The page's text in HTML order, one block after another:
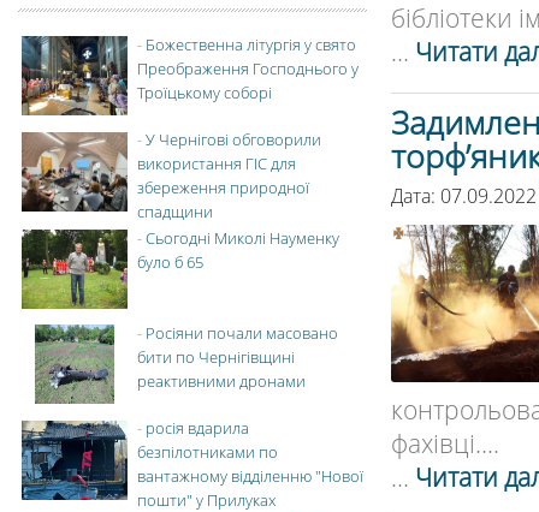
бібліотеки
... Читати
Дата:
фахівці....
... Читати
- Божественна літургія у свято
Преображення Господнього у
Троїцькому соборі
-У Чернігові обговорили
використання ГІС для
збереження природної
спадщини
-Сьогодні Миколі Науменку
було б 65
- Росіяни почали масовано
бити по Чернігівщині
реактивними дронами
- росія вдарила
безпілотниками по
вантажному відділенню "Нової
пошти" у Прилуках